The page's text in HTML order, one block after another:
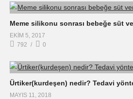
Meme silikonu sonrası bebeğe süt
EKIM 5, 2017
792
0
Ürtiker(kurdeşen) nedir? Tedavi
MAYIS 11, 2018